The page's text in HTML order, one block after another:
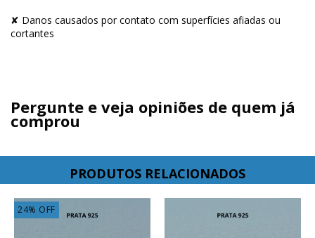
✘ Danos causados por contato com superfícies afiadas ou
cortantes
Pergunte e veja opiniões de quem já
comprou
PRODUTOS RELACIONADOS
24% OFF